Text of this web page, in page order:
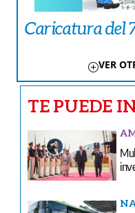
Caricatura del
VER
TE PUEDE